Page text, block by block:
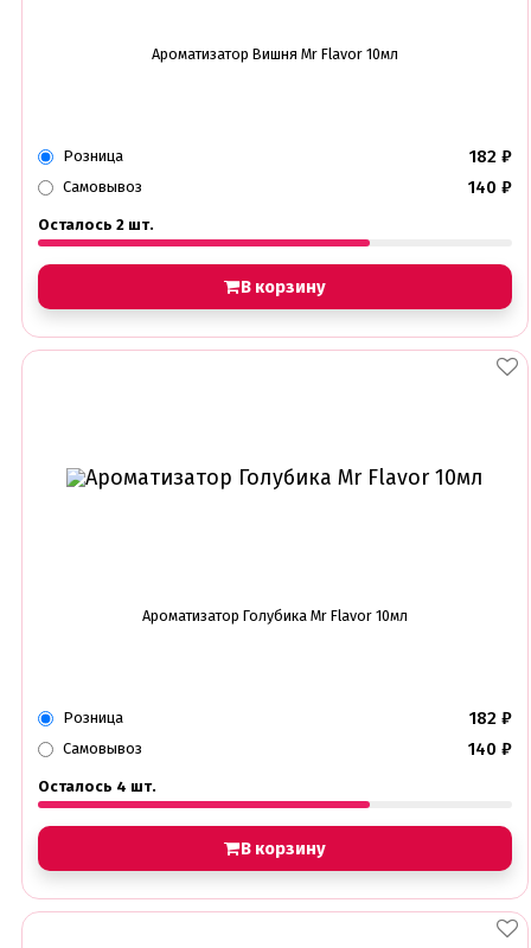
Ароматизатор Вишня Mr Flavor 10мл
Розница 182 ₽
Самовывоз 140 ₽
Осталось 2 шт.
В корзину
Ароматизатор Голубика Mr Flavor 10мл
Розница 182 ₽
Самовывоз 140 ₽
Осталось 4 шт.
В корзину